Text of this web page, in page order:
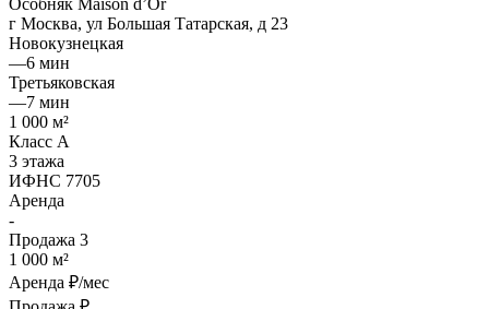
г Москва, ул Большая Татарская, д 23
Новокузнецкая
—6 мин
Третьяковская
—7 мин
1 000 м²
Класс A
3 этажа
ИФНС 7705
Аренда
-
Продажа 3
1 000 м²
Аренда ₽/мес